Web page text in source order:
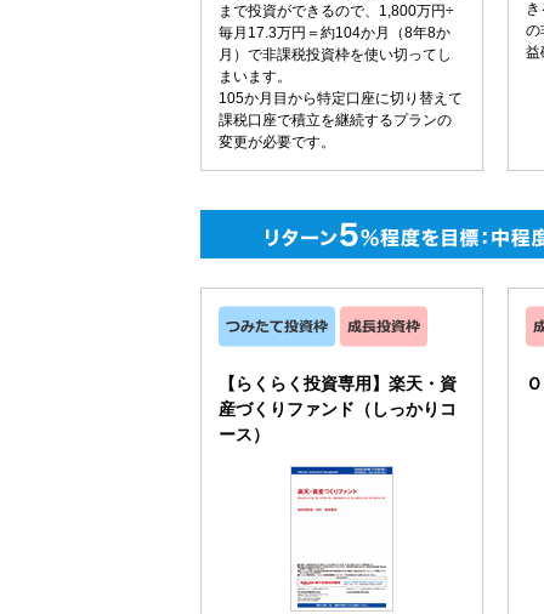
まで投資ができるので、1,800万円÷
毎月17.3万円＝約104か月（8年8か
月）で非課税投資枠を使い切ってし
まいます。
105か月目から特定口座に切り替えて
課税口座で積立を継続するプランの
変更が必要です。
の
益
【らくらく投資専用】楽天・資
産づくりファンド（しっかりコ
ース）